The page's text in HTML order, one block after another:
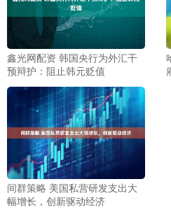
鑫光网配资 韩国央行为外汇干
预辩护：阻止韩元贬值
间群策略 美国私营研发支出大
幅增长，创新驱动经济